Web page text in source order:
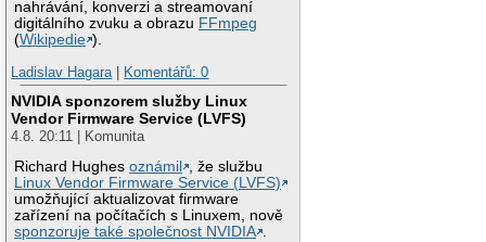
nahrávání, konverzi a streamovaní
digitálního zvuku a obrazu FFmpeg
(Wikipedie ).
Ladislav Hagara| Komentářů: 0
NVIDIA sponzorem služby Linux
Vendor Firmware Service (LVFS)
4.8. 20:11 | Komunita
Richard Hughesoznámil
, že službu
Linux Vendor Firmware Service (LVFS)
umožňující aktualizovat firmware
zařízení na počítačích s Linuxem, nově
sponzoruje také společnost NVIDIA .